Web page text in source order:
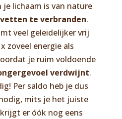
lichaam is van nature
vetten te verbranden.
veel geleidelijker vrij
zoveel energie als
je ruim voldoende
verdwijnt.
Per saldo heb je dus
mits je het juiste
er óók nog eens